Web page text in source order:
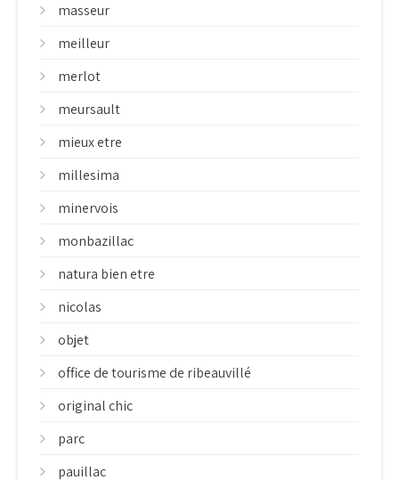
masseur
meilleur
merlot
meursault
mieux etre
millesima
minervois
monbazillac
natura bien etre
nicolas
objet
office de tourisme de ribeauvillé
original chic
parc
pauillac